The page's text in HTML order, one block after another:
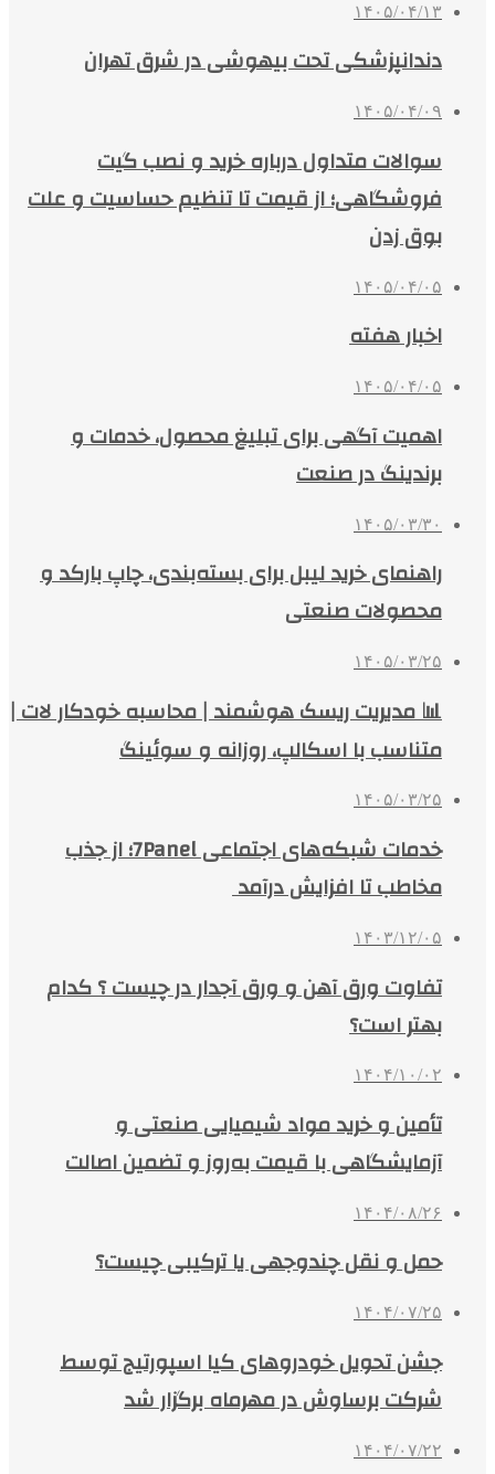
۱۴۰۵/۰۴/۱۳
دندانپزشکی تحت بیهوشی در شرق تهران
۱۴۰۵/۰۴/۰۹
سوالات متداول درباره خرید و نصب گیت
فروشگاهی؛ از قیمت تا تنظیم حساسیت و علت
بوق زدن
۱۴۰۵/۰۴/۰۵
اخبار هفته
۱۴۰۵/۰۴/۰۵
اهمیت آگهی برای تبلیغ محصول، خدمات و
برندینگ در صنعت
۱۴۰۵/۰۳/۳۰
راهنمای خرید لیبل برای بسته‌بندی، چاپ بارکد و
محصولات صنعتی
۱۴۰۵/۰۳/۲۵
📊 مدیریت ریسک هوشمند | محاسبه خودکار لات |
متناسب با اسکالپ، روزانه و سوئینگ
۱۴۰۵/۰۳/۲۵
خدمات شبکه‌های اجتماعی 7Panel؛ از جذب
مخاطب تا افزایش درآمد
۱۴۰۳/۱۲/۰۵
تفاوت ورق آهن و ورق آجدار در چیست ؟ کدام
بهتر است؟
۱۴۰۴/۱۰/۰۲
تأمین و خرید مواد شیمیایی صنعتی و
آزمایشگاهی با قیمت به‌روز و تضمین اصالت
۱۴۰۴/۰۸/۲۶
حمل و نقل چندوجهی یا ترکیبی چیست؟
۱۴۰۴/۰۷/۲۵
جشن تحویل خودروهای کیا اسپورتیج توسط
شرکت برساوش در مهرماه برگزار شد
۱۴۰۴/۰۷/۲۲